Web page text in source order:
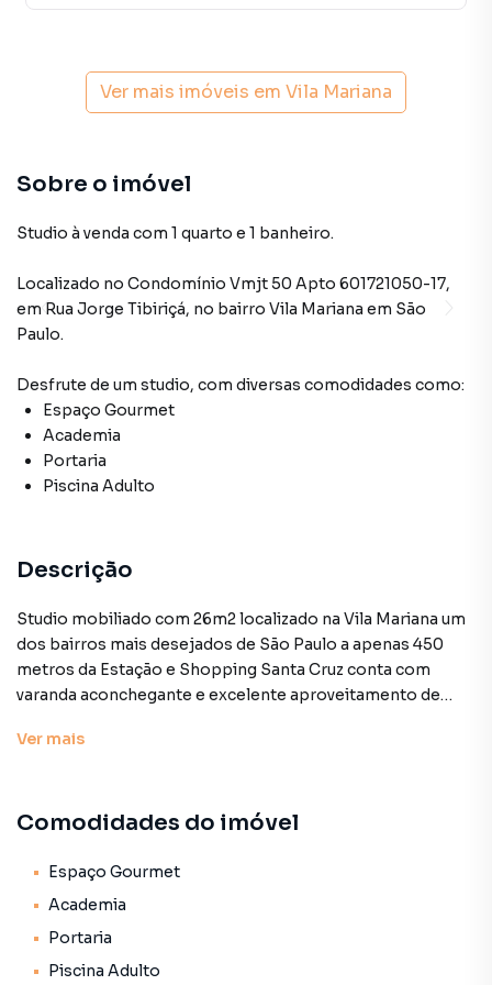
Ver mais imóveis em Vila Mariana
Sobre o imóvel
Studio à venda com 1 quarto e 1 banheiro.
Localizado no Condomínio Vmjt 50 Apto 601721050-17,
em Rua Jorge Tibiriçá, no bairro Vila Mariana em São
Paulo.
Desfrute de um studio, com diversas comodidades como:
Espaço Gourmet
Academia
Portaria
Piscina Adulto
Descrição
Studio mobiliado com 26m2 localizado na Vila Mariana um
dos bairros mais desejados de São Paulo a apenas 450
metros da Estação e Shopping Santa Cruz conta com
varanda aconchegante e excelente aproveitamento de
dia a dia o condomínio oferece infraestrutura completa
cercada por cafés bares e restaurantes charmosos
hospitais e universidades da cidade e a poucos minutos
dos parques da Aclimação Independência e Ibirapuera
que valorizam mobilidade segurança e qualidade de vida.
Preço e disponibilidade do imóvel sujeitos a alteração sem
Ver mais
Comodidades do imóvel
Espaço Gourmet
Academia
Portaria
Piscina Adulto